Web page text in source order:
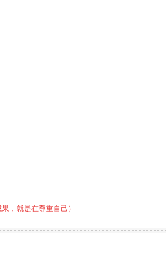
，就是在尊重自己）